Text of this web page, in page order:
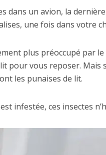
dans un avion, la
une fois dans votre
plus préoccupé par
pour vous reposer. Mais
les punaises de lit.
infestée, ces insectes